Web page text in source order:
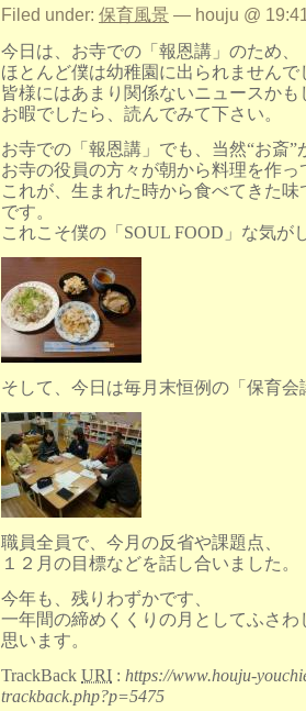
Filed under: 保育風景 — houju @
今日は、お寺での「報恩講」のため、
ほとんど僕は幼稚園に出られませんで
皆様にはあまり関係ないニュースかも
お暇でしたら、読んでみて下さい。
お寺での「報恩講」でも、当然“お斎”
お寺の役員の方々が朝から料理を作っ
これが、生まれた時から食べてきた
です。
これこそ僕の「SOUL FOOD」な気が
そして、今日は毎月末恒例の「保育会
職員全員で、今月の反省や課題点、
１２月の目標などを話し合いました。
今年も、残りわずかです、
一年間の締めくくりの月としてふさ
思います。
TrackBack URI : https://www.houju-
trackback.php?p=5475